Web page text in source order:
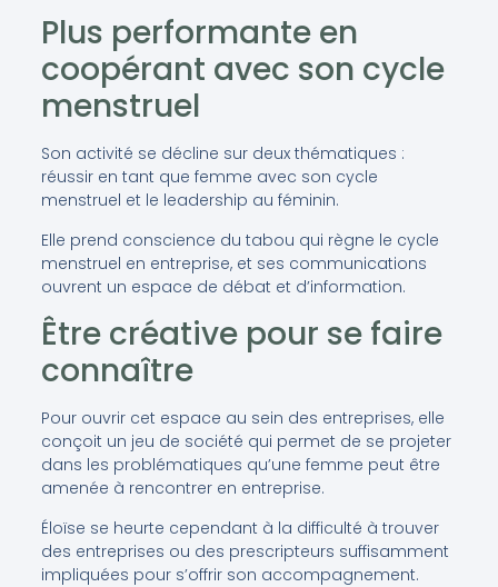
Plus performante en
coopérant avec son cycle
menstruel
Son activité se décline sur deux thématiques :
réussir en tant que femme avec son cycle
menstruel et le leadership au féminin.
Elle prend conscience du tabou qui règne le cycle
menstruel en entreprise, et ses communications
ouvrent un espace de débat et d’information.
Être créative pour se faire
connaître
Pour ouvrir cet espace au sein des entreprises, elle
conçoit un jeu de société qui permet de se projeter
dans les problématiques qu’une femme peut être
amenée à rencontrer en entreprise.
Éloïse se heurte cependant à la difficulté à trouver
des entreprises ou des prescripteurs suffisamment
impliquées pour s’offrir son accompagnement.